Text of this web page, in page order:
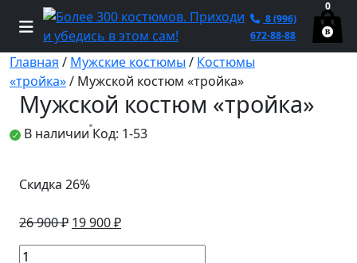
8 (996)
672-88-88
0
Главная / Мужские костюмы / Костюмы
«тройка»/ Мужской костюм «тройка»
Мужской костюм «тройка»
В наличии Код: 1-53
Скидка 26%
26 900₽ Первоначальная
цена
19 900₽Текущая
цена:
Количество